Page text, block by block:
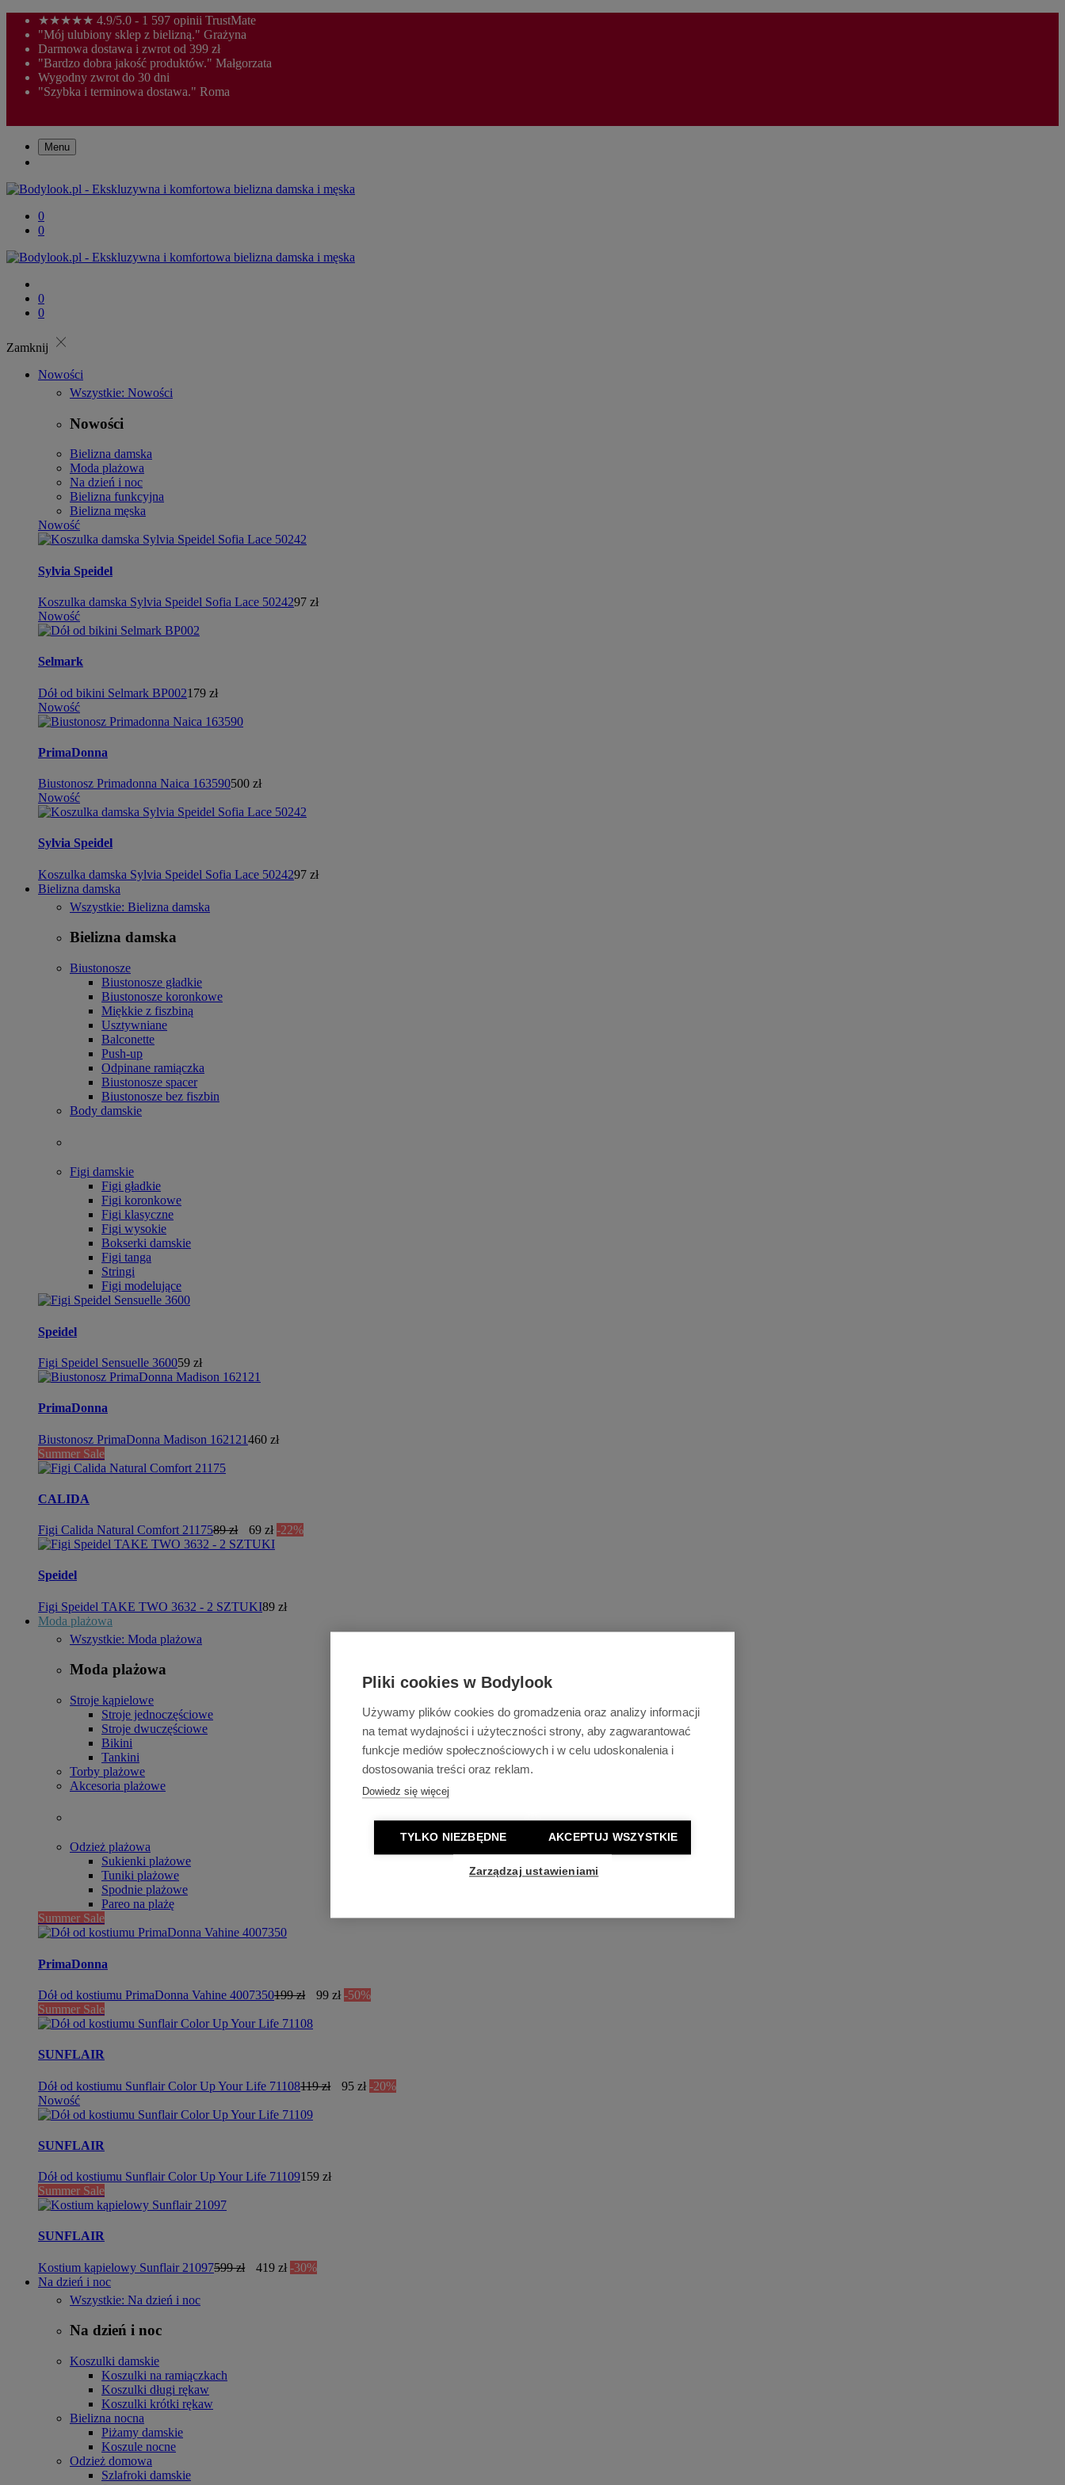
Pliki cookies w Bodylook
Używamy plików cookies do gromadzenia oraz analizy informacji
na temat wydajności i użyteczności strony, aby zagwarantować
funkcje mediów społecznościowych i w celu udoskonalenia i
dostosowania treści oraz reklam.
Dowiedz się więcej
TYLKO NIEZBĘDNE AKCEPTUJ WSZYSTKIE
Zarządzaj ustawieniami
★★★★★ 4.9/5.0 - 1 597 opinii TrustMate
"Mój ulubiony sklep z bielizną." Grażyna
Darmowa dostawa i zwrot od 399 zł
"Bardzo dobra jakość produktów." Małgorzata
Wygodny zwrot do 30 dni
"Szybka i terminowa dostawa." Roma
Menu
0
0
0
0
Zamknij close
Nowości
Wszystkie: Nowości
Nowości
Bielizna damska
Moda plażowa
Na dzień i noc
Bielizna funkcyjna
Bielizna męska
Nowość
Sylvia Speidel
Koszulka damska Sylvia Speidel Sofia Lace 5024297 zł
Nowość
Selmark
Dół od bikini Selmark BP002179 zł
Nowość
PrimaDonna
Biustonosz Primadonna Naica 163590500 zł
Nowość
Sylvia Speidel
Koszulka damska Sylvia Speidel Sofia Lace 5024297 zł
Bielizna damska
Wszystkie: Bielizna damska
Bielizna damska
Biustonosze
Biustonosze gładkie
Biustonosze koronkowe
Miękkie z fiszbiną
Usztywniane
Balconette
Push-up
Odpinane ramiączka
Biustonosze spacer
Biustonosze bez fiszbin
Body damskie
Figi damskie
Figi gładkie
Figi koronkowe
Figi klasyczne
Figi wysokie
Bokserki damskie
Figi tanga
Stringi
Figi modelujące
Speidel
Figi Speidel Sensuelle 360059 zł
PrimaDonna
Biustonosz PrimaDonna Madison 162121460 zł
Summer Sale
CALIDA
Figi Calida Natural Comfort 2117589 zł 69 zł -22%
Speidel
Figi Speidel TAKE TWO 3632 - 2 SZTUKI89 zł
Moda plażowa
Wszystkie: Moda plażowa
Moda plażowa
Stroje kąpielowe
Stroje jednoczęściowe
Stroje dwuczęściowe
Bikini
Tankini
Torby plażowe
Akcesoria plażowe
Odzież plażowa
Sukienki plażowe
Tuniki plażowe
Spodnie plażowe
Pareo na plażę
Summer Sale
PrimaDonna
Dół od kostiumu PrimaDonna Vahine 4007350199 zł 99 zł -50%
Summer Sale
SUNFLAIR
Dół od kostiumu Sunflair Color Up Your Life 71108119 zł 95 zł -20%
Nowość
SUNFLAIR
Dół od kostiumu Sunflair Color Up Your Life 71109159 zł
Summer Sale
SUNFLAIR
Kostium kąpielowy Sunflair 21097599 zł 419 zł -30%
Na dzień i noc
Wszystkie: Na dzień i noc
Na dzień i noc
Koszulki damskie
Koszulki na ramiączkach
Koszulki długi rękaw
Koszulki krótki rękaw
Bielizna nocna
Piżamy damskie
Koszule nocne
Odzież domowa
Szlafroki damskie